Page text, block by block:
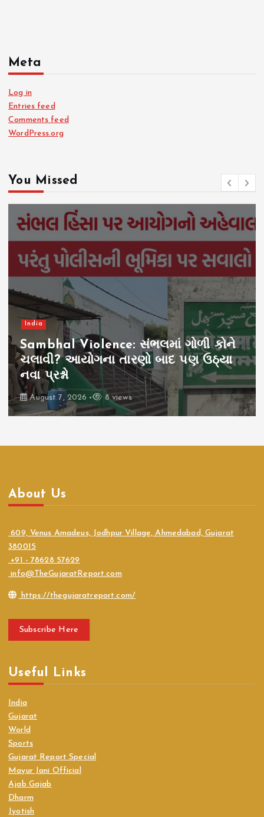
Meta
Log in
Entries feed
Comments feed
WordPress.org
You Missed
India
Sambhal Violence: સંભલમાં ગોળી કોને
ચલાવી? આયોગના તારણો બાદ પણ ઉઠ્યા
નવા પ્રશ્નો
August 7, 2026 8 views
About Us
609, Venus Amadeus, Jodhpur Village, Ahmedabad, Gujarat
380015
+91 - 78628 57629
info@TheGujaratReport.com
https://thegujaratreport.com/
Subscribe Here
Useful Links
India
Gujarat
World
Sports
Gujarat Report Special
Mayur Jani Official
Ajab Gajab
Dharm
Jyotish